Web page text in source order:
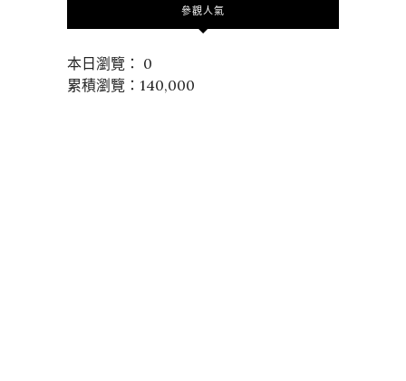
參觀人氣
本日瀏覽： 0
累積瀏覽：140,000